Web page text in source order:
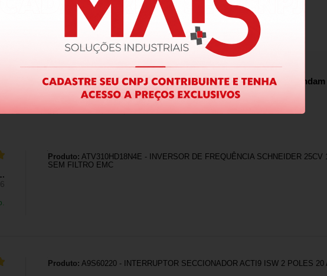
falam por nós!
produtos da nossa loja. 100% dos clientes
Produto: ATV310HD18N4E - INVERSOR DE FREQUÊNCIA SCHNEIDER
SEM FILTRO EMC
Produto: A9S60220 - INTERRUPTOR SECCIONADOR ACTI9 ISW 2 POLES 20